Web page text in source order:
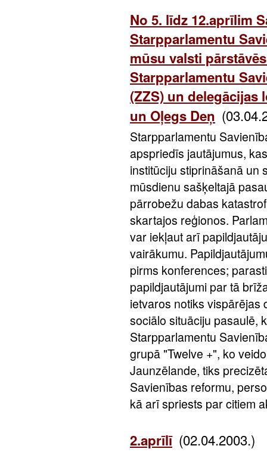
No 5. līdz 12.aprīlim
Starpparlamentu
mūsu valsti
Starpparlamentu
(ZZS) un delegācijas
un Oļegs Deņ
Starpparlamentu
apspriedīs jautājumus,
institūciju stiprināšanā un
mūsdienu sašķeltajā
pārrobežu dabas
skartajos reģionos.
var iekļaut arī
vairākumu.
pirms konferences;
papildjautājumi par tā
ietvaros notiks vispārējas
sociālo situāciju pasaulē,
Starpparlamentu
grupā "Twelve +", ko
Jaunzēlande, tiks
Savienības reformu,
kā arī spriests par citiem
2.aprīlī (02.04.2003.)